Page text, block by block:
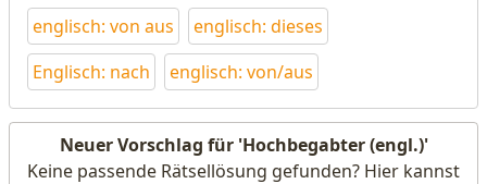
englisch: von aus
englisch: dieses
Englisch: nach
englisch: von/aus
Neuer Vorschlag für 'Hochbegabter (engl.)'
Keine passende Rätsellösung gefunden? Hier kannst